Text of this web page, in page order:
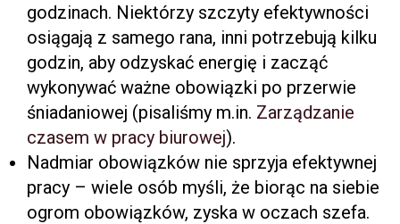
godzinach. Niektórzy szczyty efektywności
osiągają z samego rana, inni potrzebują kilku
godzin, aby odzyskać energię i zacząć
wykonywać ważne obowiązki po przerwie
śniadaniowej (pisaliśmy m.in. Zarządzanie
czasem w pracy biurowej).
Nadmiar obowiązków nie sprzyja efektywnej
pracy – wiele osób myśli, że biorąc na siebie
ogrom obowiązków, zyska w oczach szefa.